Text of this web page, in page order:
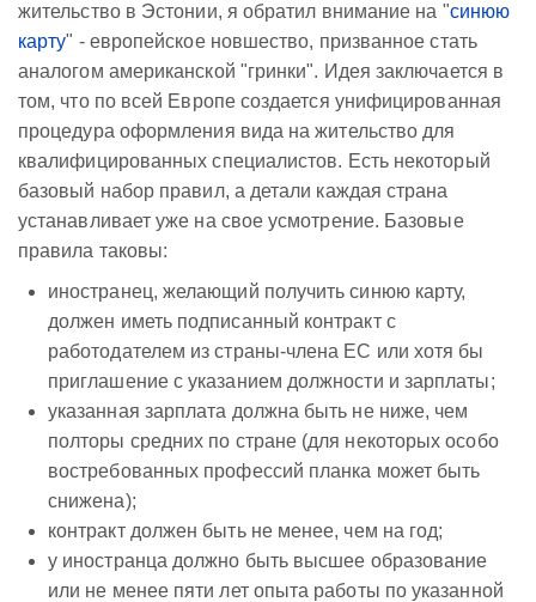
жительство в Эстонии, я обратил внимание на "синюю
карту" - европейское новшество, призванное стать
аналогом американской "гринки". Идея заключается в
том, что по всей Европе создается унифицированная
процедура оформления вида на жительство для
квалифицированных специалистов. Есть некоторый
базовый набор правил, а детали каждая страна
устанавливает уже на свое усмотрение. Базовые
правила таковы:
иностранец, желающий получить синюю карту,
должен иметь подписанный контракт с
работодателем из страны-члена ЕС или хотя бы
приглашение с указанием должности и зарплаты;
указанная зарплата должна быть не ниже, чем
полторы средних по стране (для некоторых особо
востребованных профессий планка может быть
снижена);
контракт должен быть не менее, чем на год;
у иностранца должно быть высшее образование
или не менее пяти лет опыта работы по указанной